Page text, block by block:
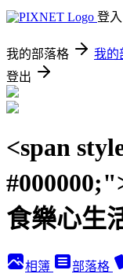
登入
我的部落格 我的
登出
<span
食樂心生
相簿 部落格